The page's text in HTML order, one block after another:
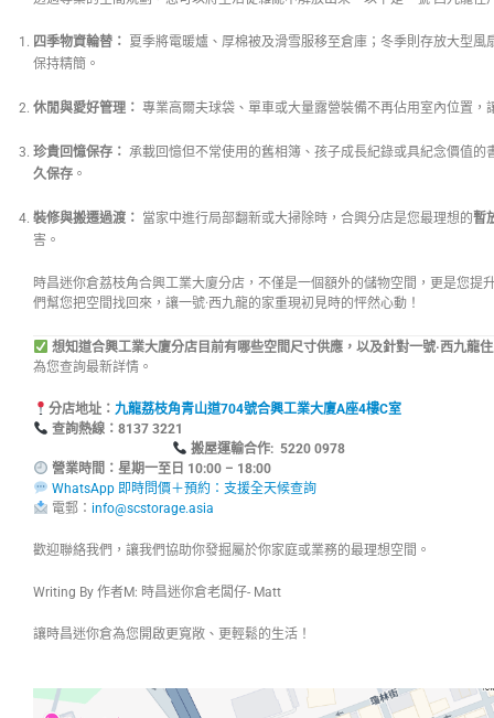
四季物資輪替： 夏季將電暖爐、厚棉被及滑雪服移至倉庫；冬季則存放大型風
保持精簡。
休閒與愛好管理： 專業高爾夫球袋、單車或大量露營裝備不再佔用室內位置，
珍貴回憶保存： 承載回憶但不常使用的舊相簿、孩子成長紀錄或具紀念價值的
久保存 。
裝修與搬遷過渡： 當家中進行局部翻新或大掃除時，合興分店是您最理想的暫
害。
時昌迷你倉荔枝角合興工業大廈分店，不僅是一個額外的儲物空間，更是您提
們幫您把空間找回來，讓一號·西九龍的家重現初見時的怦然心動！
想知道合興工業大廈分店目前有哪些空間尺寸供應，以及針對一號·西九龍
為您查詢最新詳情。
分店地址： 九龍荔枝角青山道704號合興工業大廈A座4樓C室
查詢熱線：
搬屋運輸合作: 5220 0978
營業時間：星期一至日 10:00 – 18:00
WhatsApp 即時問價＋預約：支援全天候查詢
電郵： info@scstorage.asia
歡迎聯絡我們，讓我們協助你發掘屬於你家庭或業務的最理想空間。
Writing By 作者M: 時昌迷你倉老闆仔- Matt
讓時昌迷你倉為您開啟更寬敞、更輕鬆的生活！